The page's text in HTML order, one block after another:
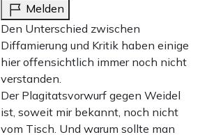
Melden
Den Unterschied zwischen
Diffamierung und Kritik haben einige
hier offensichtlich immer noch nicht
verstanden.
Der Plagitatsvorwurf gegen Weidel
ist, soweit mir bekannt, noch nicht
vom Tisch. Und warum sollte man